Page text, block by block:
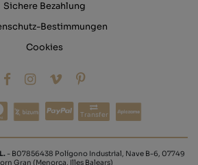
Sichere Bezahlung
Bestimmungen
Cookies
Transfer
- B07856438 Polígono Industrial, Nave B-6, 07749
Gran (Menorca, Illes Balears)